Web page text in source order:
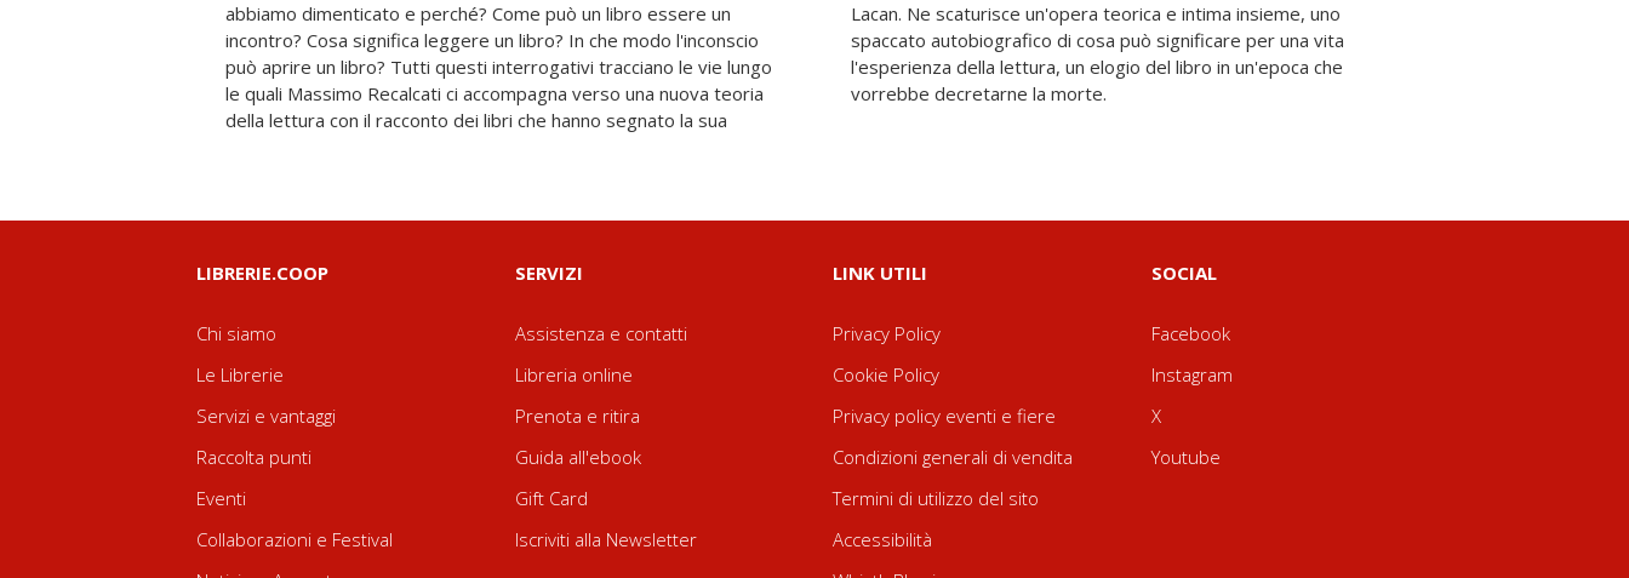
abbiamo dimenticato e perché? Come può un libro essere un
incontro? Cosa significa leggere un libro? In che modo l'inconscio
può aprire un libro? Tutti questi interrogativi tracciano le vie lungo
le quali Massimo Recalcati ci accompagna verso una nuova teoria
della lettura con il racconto dei libri che hanno segnato la sua
Lacan. Ne scaturisce un'opera teorica e intima insieme, uno
spaccato autobiografico di cosa può significare per una vita
l'esperienza della lettura, un elogio del libro in un'epoca che
vorrebbe decretarne la morte.
LIBRERIE.COOP
Chi siamo
Le Librerie
Servizi e vantaggi
Raccolta punti
Eventi
Collaborazioni e Festival
SERVIZI
Assistenza e contatti
Libreria online
Prenota e ritira
Guida all'ebook
Gift Card
Iscriviti alla Newsletter
LINK UTILI
Privacy Policy
Cookie Policy
Privacy policy eventi e fiere
Condizioni generali di vendita
Termini di utilizzo del sito
Accessibilità
SOCIAL
Facebook
Instagram
X
Youtube